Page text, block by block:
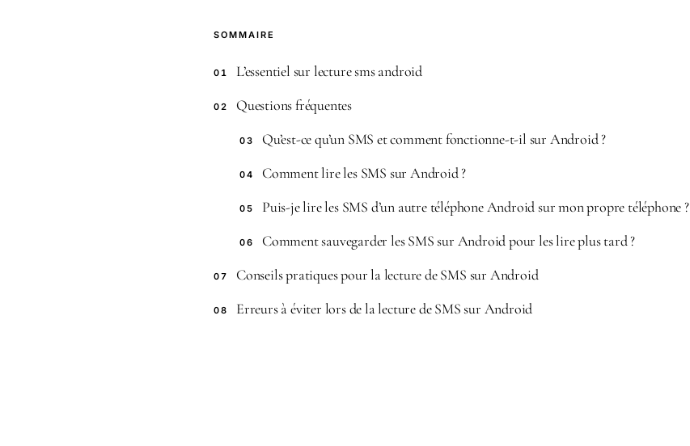
SOMMAIRE
01 L’essentiel sur lecture sms android
02 Questions fréquentes
03 Qu’est-ce qu’un SMS et comment fonctionne-t-il sur Android ?
04 Comment lire les SMS sur Android ?
05 Puis-je lire les SMS d’un autre téléphone Android sur mon propre téléphone ?
06 Comment sauvegarder les SMS sur Android pour les lire plus tard ?
07 Conseils pratiques pour la lecture de SMS sur Android
08 Erreurs à éviter lors de la lecture de SMS sur Android